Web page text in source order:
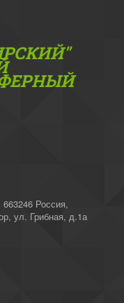
Россия,
ул. Грибная, д.1а